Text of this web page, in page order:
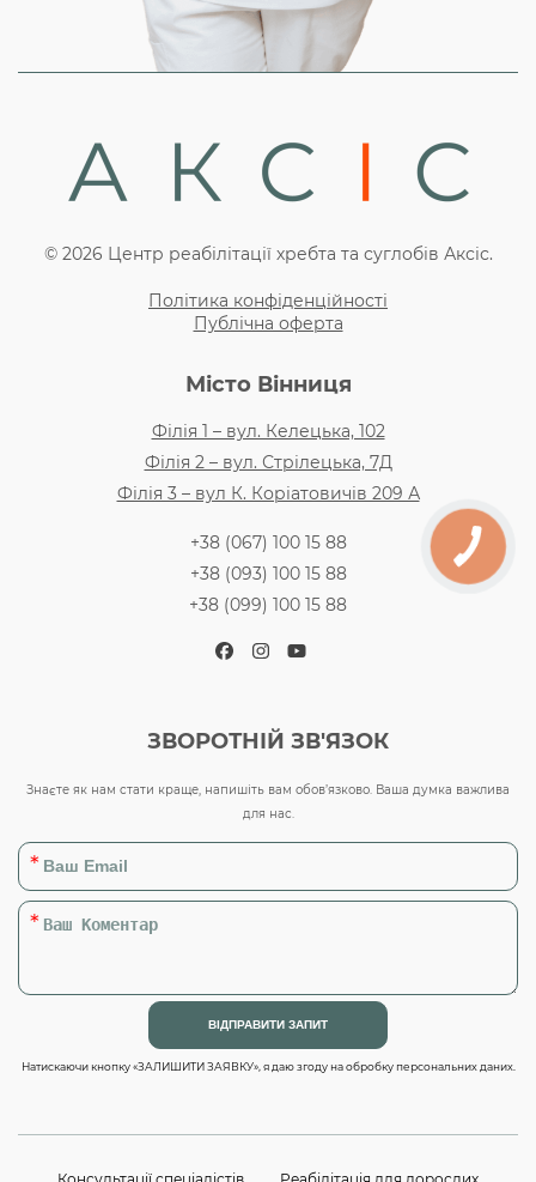
© 2026 Центр реабілітації хребта та суглобів Аксіс.
Політика конфіденційності
Публічна оферта
Місто Вінниця
Філія 1 – вул. Келецька, 102
Філія 2 – вул. Стрілецька, 7Д
Філія 3 – вул К. Коріатовичів 209 А
+38 (067) 100 15 88
+38 (093) 100 15 88
+38 (099) 100 15 88
Facebook
Instagram
YouTube
ЗВОРОТНІЙ ЗВ'ЯЗОК
Знаєте як нам стати краще, напишіть вам обов’язково. Ваша думка важлива
для нас.
Натискаючи кнопку «ЗАЛИШИТИ ЗАЯВКУ», я даю згоду на обробку персональних даних.